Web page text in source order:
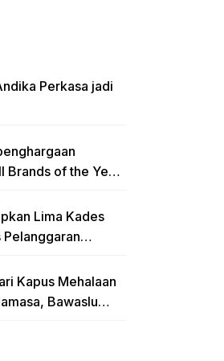
Perkasa jadi
Brands of the Year
Lima Kades
Pelanggaran
Kapus Mehalaan
Bawaslu